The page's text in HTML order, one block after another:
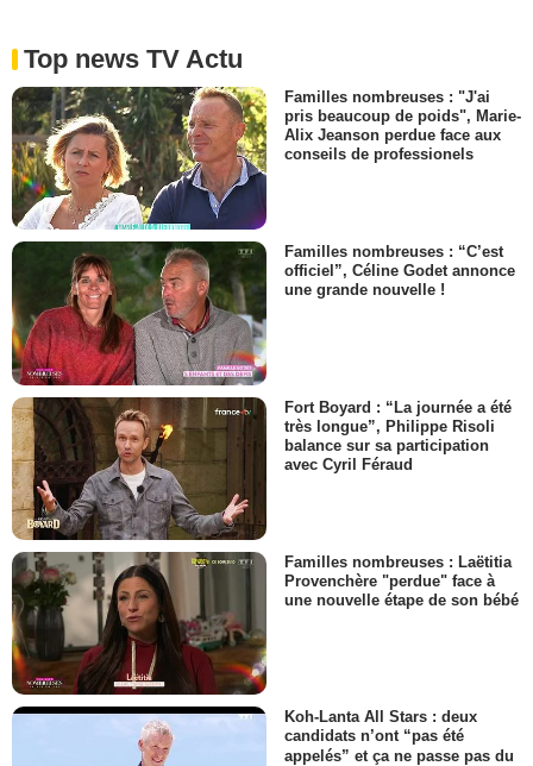
Top news TV Actu
Familles nombreuses : "J'ai
pris beaucoup de poids", Marie-
Alix Jeanson perdue face aux
conseils de professionels
Familles nombreuses : “C’est
officiel”, Céline Godet annonce
une grande nouvelle !
Fort Boyard : “La journée a été
très longue”, Philippe Risoli
balance sur sa participation
avec Cyril Féraud
Familles nombreuses : Laëtitia
Provenchère "perdue" face à
une nouvelle étape de son bébé
Koh-Lanta All Stars : deux
candidats n’ont “pas été
appelés” et ça ne passe pas du